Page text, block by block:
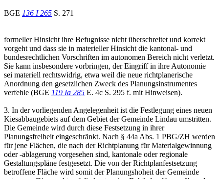
BGE 136 I 265 S. 271
formeller Hinsicht ihre Befugnisse nicht überschreitet und korrekt
vorgeht und dass sie in materieller Hinsicht die kantonal- und
bundesrechtlichen Vorschriften im autonomen Bereich nicht verletzt.
Sie kann insbesondere vorbringen, der Eingriff in ihre Autonomie
sei materiell rechtswidrig, etwa weil die neue richtplanerische
Anordnung den gesetzlichen Zweck des Planungsinstrumentes
verfehle (BGE 119 Ia 285 E. 4c S. 295 f. mit Hinweisen).
3. In der vorliegenden Angelegenheit ist die Festlegung eines neuen
Kiesabbaugebiets auf dem Gebiet der Gemeinde Lindau umstritten.
Die Gemeinde wird durch diese Festsetzung in ihrer
Planungsfreiheit eingeschränkt. Nach § 44a Abs. 1 PBG/ZH werden
für jene Flächen, die nach der Richtplanung für Materialgewinnung
oder -ablagerung vorgesehen sind, kantonale oder regionale
Gestaltungspläne festgesetzt. Die von der Richtplanfestsetzung
betroffene Fläche wird somit der Planungshoheit der Gemeinde